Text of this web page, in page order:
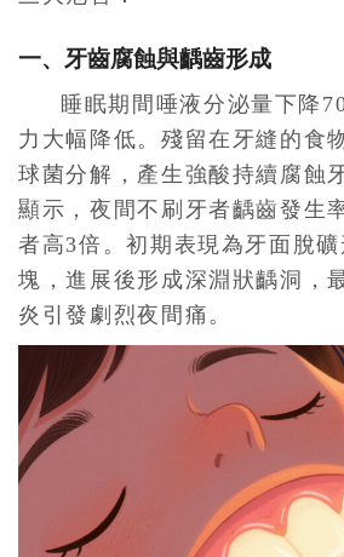
一、牙齒腐蝕與齲齒形成
睡眠期間唾液分泌量下降
力大幅降低。殘留在牙縫的食
球菌分解，產生強酸持續腐蝕
顯示，夜間不刷牙者齲齒發生
者高3倍。初期表現為牙面脫
塊，進展後形成深淵狀齲洞，
炎引發劇烈夜間痛。